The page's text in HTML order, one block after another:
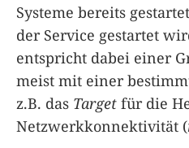
Systeme bereits
der Service gestartet
entspricht dabei einer
meist mit einer
z.B. das Target für die
Netzwerkkonnektivität (